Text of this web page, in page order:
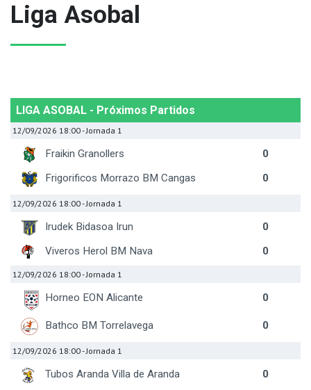
Liga Asobal
LIGA ASOBAL - Próximos Partidos
12/09/2026 18:00- Jornada 1
Fraikin Granollers
0
Frigorificos Morrazo BM Cangas
0
12/09/2026 18:00- Jornada 1
Irudek Bidasoa Irun
0
Viveros Herol BM Nava
0
12/09/2026 18:00- Jornada 1
Horneo EON Alicante 0
Bathco BM Torrelavega 0
12/09/2026 18:00- Jornada 1
Tubos Aranda Villa de Aranda
0